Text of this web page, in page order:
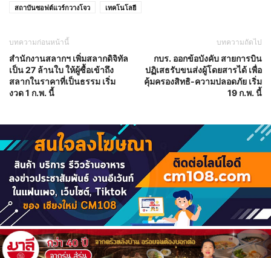
สถาบันซอฟต์แวร์กวางโจว
เทคโนโลยี
บทความก่อนหน้านี้
สำนักงานสลากฯ เพิ่มสลากดิจิทัล
เป็น 27 ล้านใบ ให้ผู้ซื้อเข้าถึง
สลากในราคาที่เป็นธรรม เริ่ม
งวด 1 ก.พ. นี้
บทความถัดไป
กบร. ออกข้อบังคับ สายการบิน
ปฏิเสธรับขนส่งผู้โดยสารได้ เพื่อ
คุ้มครองสิทธิ-ความปลอดภัย เริ่ม
19 ก.พ. นี้